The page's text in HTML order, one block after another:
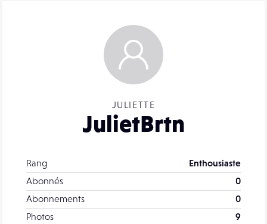
JULIETTE
JulietBrtn
Rang
Enthousiaste
Abonnés
0
Abonnements
0
Photos
9